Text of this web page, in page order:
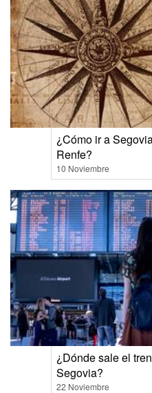
¿Cómo ir a
Renfe?
10 Noviembre
¿Dónde sale el
Segovia?
22 Noviembre